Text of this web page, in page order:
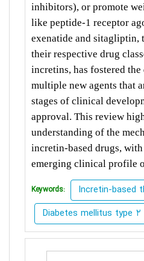
inhibitors), or promote
like peptide-1 receptor
exenatide and sitagliptin,
their respective drug
incretins, has fostered
multiple new agents that
stages of clinical
approval. This review
understanding of the
incretin-based drugs, with
emerging clinical profile
Keywords:
Incretin-based
Diabetes mellitus type 2